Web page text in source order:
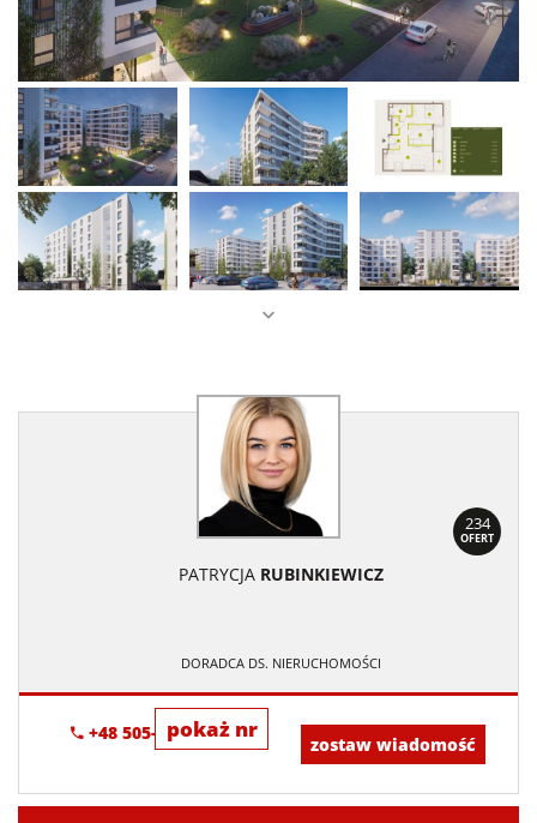
234
OFERT
PATRYCJA RUBINKIEWICZ
DORADCA DS. NIERUCHOMOŚCI
pokaż nr
+48 505-236-943
zostaw wiadomość